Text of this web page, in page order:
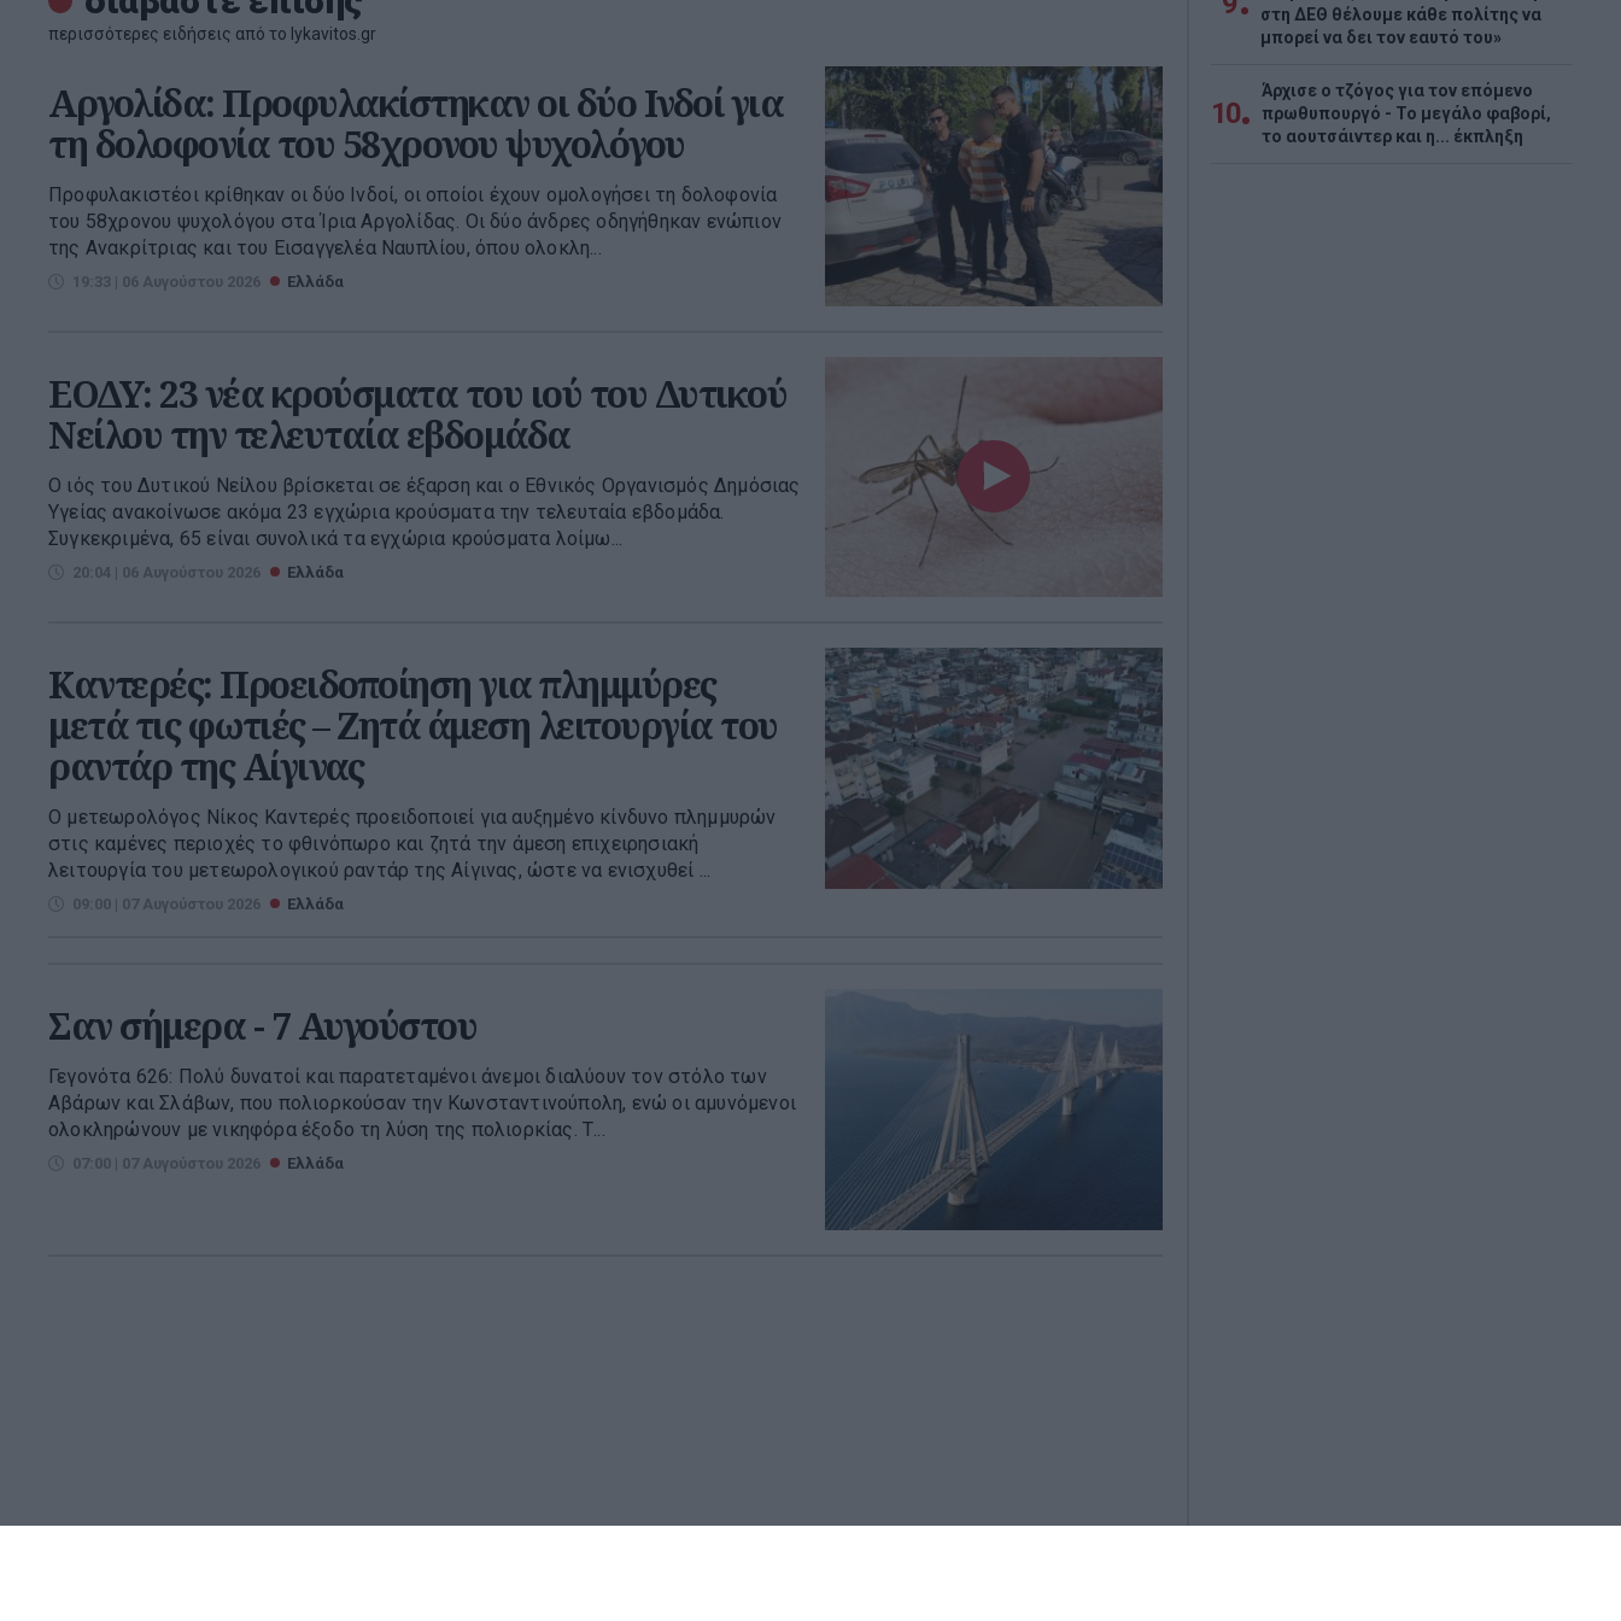
περισσότερες ειδήσεις από το lykavitos.gr
Αργολίδα: Προφυλακίστηκαν οι δύο Ινδοί για
τη δολοφονία του 58χρονου ψυχολόγου
Προφυλακιστέοι κρίθηκαν οι δύο Ινδοί, οι οποίοι έχουν ομολογήσει τη δολοφονία
του 58χρονου ψυχολόγου στα Ίρια Αργολίδας. Οι δύο άνδρες οδηγήθηκαν ενώπιον
της Ανακρίτριας και του Εισαγγελέα Ναυπλίου, όπου ολοκλη...
19:33 | 06 Αυγούστου 2026 Ελλάδα
ΕΟΔΥ: 23 νέα κρούσματα του ιού του Δυτικού
Νείλου την τελευταία εβδομάδα
Ο ιός του Δυτικού Νείλου βρίσκεται σε έξαρση και ο Εθνικός Οργανισμός Δημόσιας
Υγείας ανακοίνωσε ακόμα 23 εγχώρια κρούσματα την τελευταία εβδομάδα.
Συγκεκριμένα, 65 είναι συνολικά τα εγχώρια κρούσματα λοίμω...
20:04 | 06 Αυγούστου 2026 Ελλάδα
Καντερές: Προειδοποίηση για πλημμύρες
μετά τις φωτιές – Ζητά άμεση λειτουργία του
ραντάρ της Αίγινας
Ο μετεωρολόγος Νίκος Καντερές προειδοποιεί για αυξημένο κίνδυνο πλημμυρών
στις καμένες περιοχές το φθινόπωρο και ζητά την άμεση επιχειρησιακή
λειτουργία του μετεωρολογικού ραντάρ της Αίγινας, ώστε να ενισχυθεί ...
09:00 | 07 Αυγούστου 2026 Ελλάδα
Σαν σήμερα - 7 Αυγούστου
Γεγονότα 626: Πολύ δυνατοί και παρατεταμένοι άνεμοι διαλύουν τον στόλο των
Αβάρων και Σλάβων, που πολιορκούσαν την Κωνσταντινούπολη, ενώ οι αμυνόμενοι
ολοκληρώνουν με νικηφόρα έξοδο τη λύση της πολιορκίας. Τ...
07:00 | 07 Αυγούστου 2026 Ελλάδα
στη ΔΕΘ θέλουμε κάθε πολίτης να
μπορεί να δει τον εαυτό του»
10
Άρχισε ο τζόγος για τον επόμενο
πρωθυπουργό - Το μεγάλο φαβορί,
το αουτσάιντερ και η... έκπληξη